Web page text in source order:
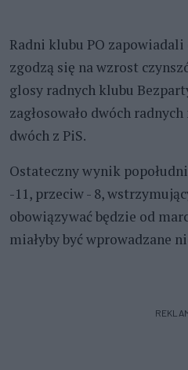
Radni klubu PO
zgodzą się na wzrost
glosy radnych klubu
zagłosowało dwóch
dwóch z PiS.
Ostateczny wynik
-11, przeciw - 8,
obowiązywać będzie od
miałyby być wprowadzane